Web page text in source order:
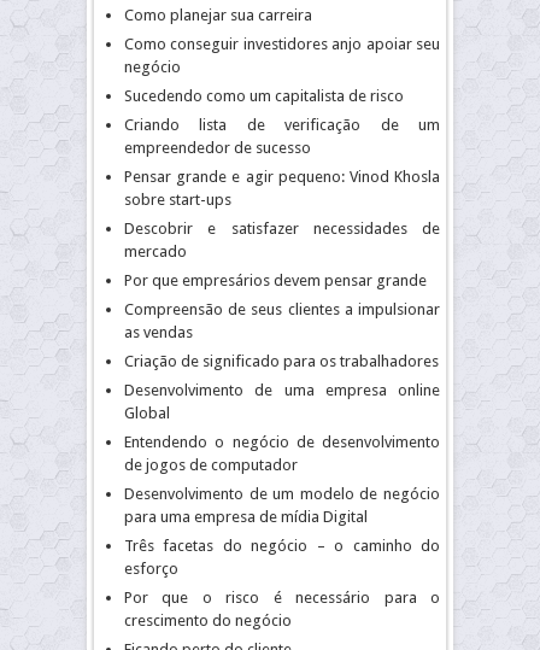
Como planejar sua carreira
Como conseguir investidores anjo apoiar seu
negócio
Sucedendo como um capitalista de risco
Criando lista de verificação de um
empreendedor de sucesso
Pensar grande e agir pequeno: Vinod Khosla
sobre start-ups
Descobrir e satisfazer necessidades de
mercado
Por que empresários devem pensar grande
Compreensão de seus clientes a impulsionar
as vendas
Criação de significado para os trabalhadores
Desenvolvimento de uma empresa online
Global
Entendendo o negócio de desenvolvimento
de jogos de computador
Desenvolvimento de um modelo de negócio
para uma empresa de mídia Digital
Três facetas do negócio – o caminho do
esforço
Por que o risco é necessário para o
crescimento do negócio